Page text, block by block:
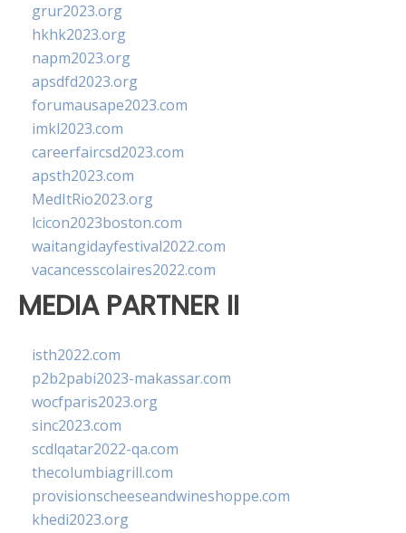
grur2023.org
hkhk2023.org
napm2023.org
apsdfd2023.org
forumausape2023.com
imkl2023.com
careerfaircsd2023.com
apsth2023.com
MedItRio2023.org
lcicon2023boston.com
waitangidayfestival2022.com
vacancesscolaires2022.com
MEDIA PARTNER II
isth2022.com
p2b2pabi2023-makassar.com
wocfparis2023.org
sinc2023.com
scdlqatar2022-qa.com
thecolumbiagrill.com
provisionscheeseandwineshoppe.com
khedi2023.org